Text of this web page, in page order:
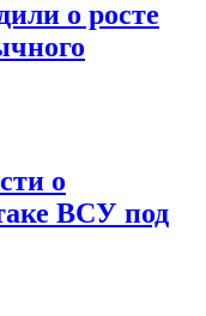
о росте
о
ВСУ под